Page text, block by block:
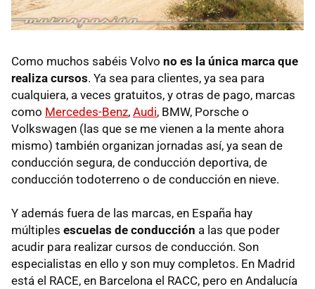
Como muchos sabéis Volvo no es la única marca que
realiza cursos. Ya sea para clientes, ya sea para
cualquiera, a veces gratuitos, y otras de pago, marcas
como Mercedes-Benz, Audi, BMW, Porsche o
Volkswagen (las que se me vienen a la mente ahora
mismo) también organizan jornadas así, ya sean de
conducción segura, de conducción deportiva, de
conducción todoterreno o de conducción en nieve.
Y además fuera de las marcas, en España hay
múltiples escuelas de conducción a las que poder
acudir para realizar cursos de conducción. Son
especialistas en ello y son muy completos. En Madrid
está el RACE, en Barcelona el RACC, pero en Andalucía